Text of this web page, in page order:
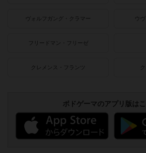
ヴォルフガング・クラマー ウ
フリードマン・フリーゼ
クレメンス・フランツ
ボドゲーマのアプリ版は